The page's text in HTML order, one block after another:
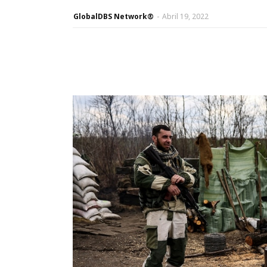
GlobalDBS Network® - Abril 19, 2022